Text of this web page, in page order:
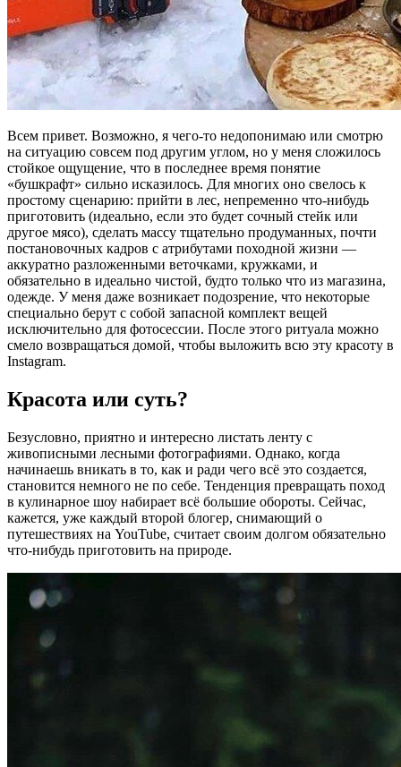
Всем привет. Возможно, я чего-то недопонимаю или смотрю
на ситуацию совсем под другим углом, но у меня сложилось
стойкое ощущение, что в последнее время понятие
«бушкрафт» сильно исказилось. Для многих оно свелось к
простому сценарию: прийти в лес, непременно что-нибудь
приготовить (идеально, если это будет сочный стейк или
другое мясо), сделать массу тщательно продуманных, почти
постановочных кадров с атрибутами походной жизни —
аккуратно разложенными веточками, кружками, и
обязательно в идеально чистой, будто только что из магазина,
одежде. У меня даже возникает подозрение, что некоторые
специально берут с собой запасной комплект вещей
исключительно для фотосессии. После этого ритуала можно
смело возвращаться домой, чтобы выложить всю эту красоту в
Instagram.
Красота или суть?
Безусловно, приятно и интересно листать ленту с
живописными лесными фотографиями. Однако, когда
начинаешь вникать в то, как и ради чего всё это создается,
становится немного не по себе. Тенденция превращать поход
в кулинарное шоу набирает всё большие обороты. Сейчас,
кажется, уже каждый второй блогер, снимающий о
путешествиях на YouTube, считает своим долгом обязательно
что-нибудь приготовить на природе.